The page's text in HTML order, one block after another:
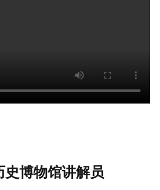
博物馆讲解员